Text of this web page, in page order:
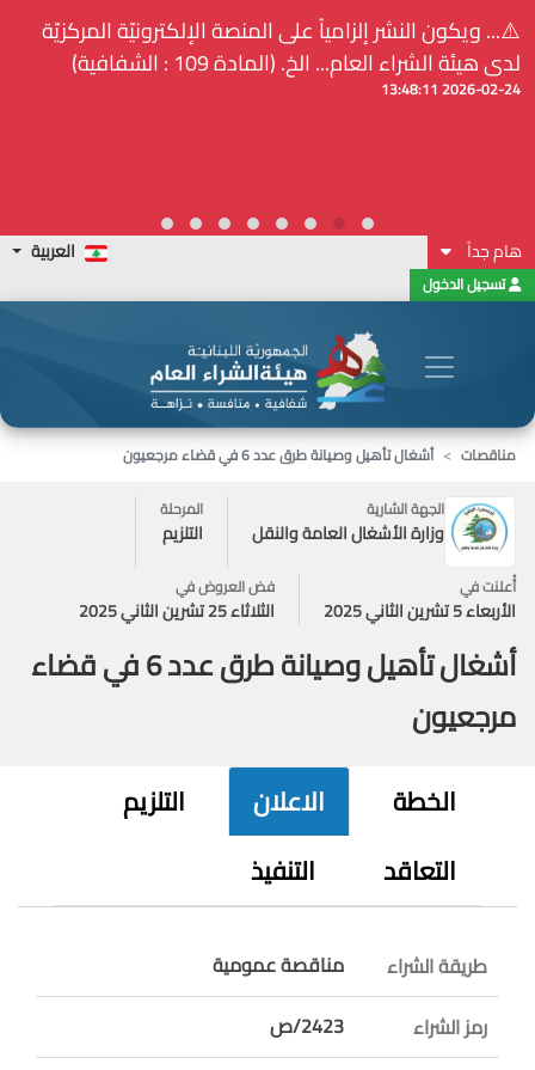
⚠️... ويكون النشر إلزامياً على المنصة الإلكترونيّة المركزيّة
لدى هيئة الشراء العام... الخ. (المادة 109 : الشفافية)
2026-02-24 13:48:11
هام جداً العربية
تسجيل الدخول
مناقصات
أشغال تأهيل وصيانة طرق عدد 6 في قضاء مرجعيون
الجهة الشارية
وزارة الأشغال العامة والنقل
المرحلة
التلزيم
أُعلنت في
الأربعاء 5 تشرين الثاني 2025
فض العروض في
الثلاثاء 25 تشرين الثاني 2025
أشغال تأهيل وصيانة طرق عدد 6 في قضاء
مرجعيون
الخطة الاعلان
التلزيم
التعاقد
التنفيذ
طريقة الشراء
مناقصة عمومية
رمز الشراء
2423/ص